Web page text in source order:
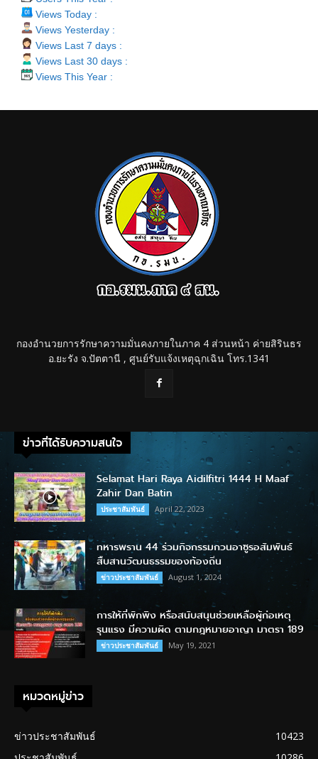
Views Today :
Views Yesterday :
Views Last 7 days :
Views Last 30 days :
Views This Year :
กองอำนวยการรักษาความมั่นคงภายในภาค 4 ส่วนหน้า ค่ายสิรินธร
อ.ยะรัง จ.ปัตตานี , ศูนย์รับแจ้งเหตุฉุกเฉิน โทร.1341
ข่าวที่ได้รับความสนใจ
Selamat Hari Raya Aidilfitri 1444 H Maaf
Zahir Dan Batin
ประชาสัมพันธ์ April 22, 2023
ทหารพราน 44 ร่วมกิจกรรมกวนอาซูรอสัมพันธ์
สืบสานวัฒนธรรมของท้องถิ่น
ข่าวประชาสัมพันธ์ August 1, 2024
การให้ที่พักพิง หรือสนับสนุนช่วยเหลือผู้ก่อเหตุ
รุนแรง มีความผิด ตามกฎหมายอาญา มาตรา 189
ข่าวประชาสัมพันธ์ May 19, 2021
หมวดหมู่ข่าว
ข่าวประชาสัมพันธ์
10423